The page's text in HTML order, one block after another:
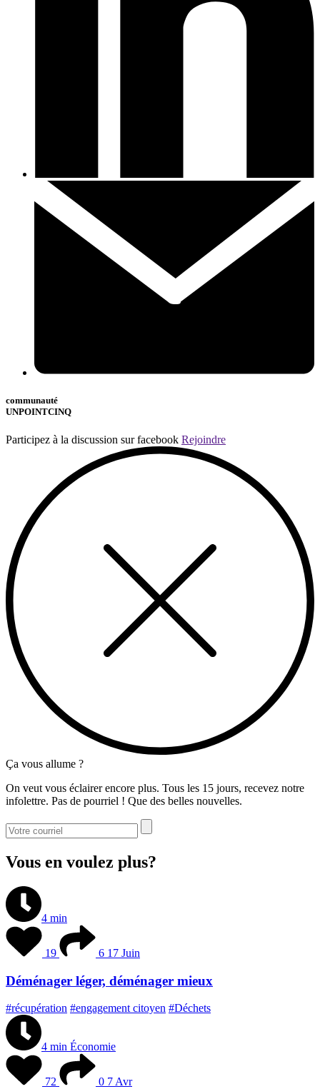
communauté
UNPOINTCINQ
Participez à la discussion sur facebook Rejoindre
Ça vous allume ?
On veut vous éclairer encore plus. Tous les 15 jours, recevez notre
infolettre. Pas de pourriel ! Que des belles nouvelles.
Vous en voulez plus?
4 min
19 6 17 Juin
Déménager léger, déménager mieux
#récupération #engagement citoyen #Déchets
4 min Économie
72 0 7 Avr